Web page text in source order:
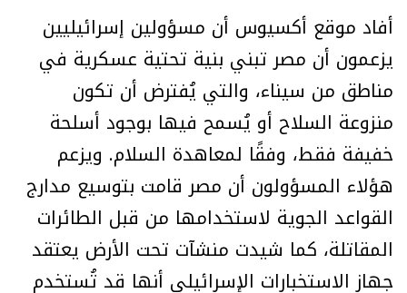
أفاد موقع أكسيوس أن مسؤولين إسرائيليين
يزعمون أن مصر تبني بنية تحتية عسكرية في
مناطق من سيناء، والتي يُفترض أن تكون
منزوعة السلاح أو يُسمح فيها بوجود أسلحة
خفيفة فقط، وفقًا لمعاهدة السلام. ويزعم
هؤلاء المسؤولون أن مصر قامت بتوسيع مدارج
القواعد الجوية لاستخدامها من قبل الطائرات
المقاتلة، كما شيدت منشآت تحت الأرض يعتقد
جهاز الاستخبارات الإسرائيلي أنها قد تُستخدم